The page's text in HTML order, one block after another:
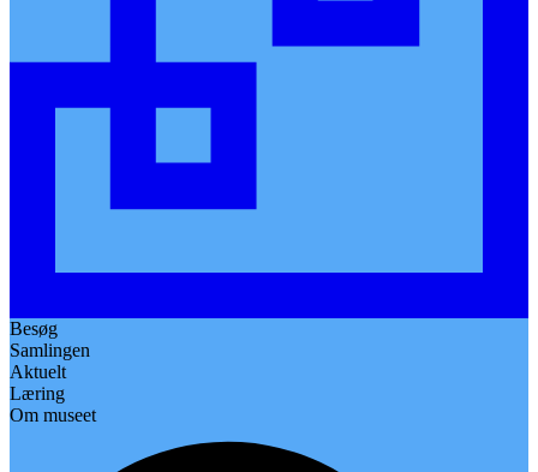
Besøg
Samlingen
Aktuelt
Læring
Om museet